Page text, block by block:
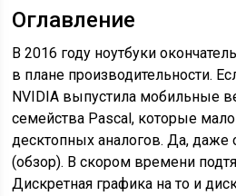
Оглавление
В 2016 году ноутбуки
в плане производительности.
NVIDIA выпустила мобильные
семейства Pascal, которые
десктопных аналогов. Да, даже
(обзор). В скором времени
Дискретная графика на то и